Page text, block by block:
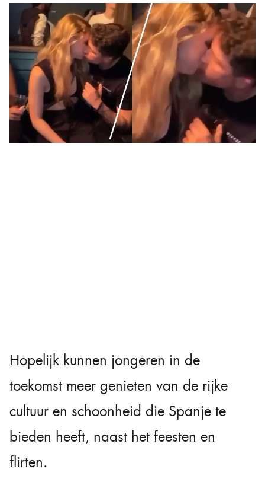
Hopelijk kunnen jongeren in de
toekomst meer genieten van de rijke
cultuur en schoonheid die Spanje te
bieden heeft, naast het feesten en
flirten.